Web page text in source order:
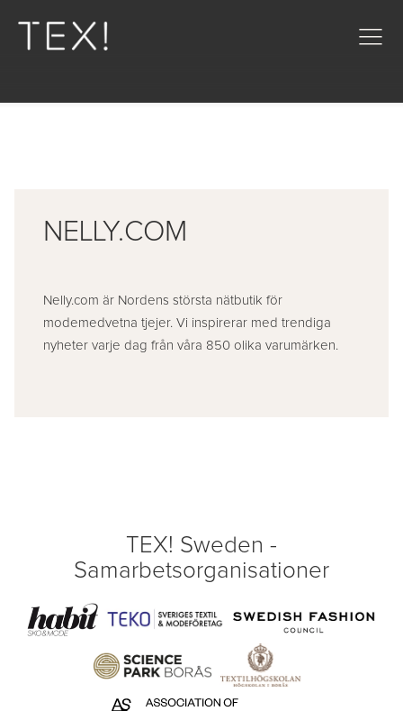
NELLY.COM
Nelly.com är Nordens största nätbutik för
modemedvetna tjejer. Vi inspirerar med trendiga
nyheter varje dag från våra 850 olika varumärken.
TEX! Sweden -
Samarbetsorganisationer